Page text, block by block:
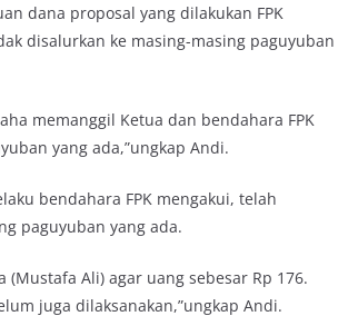
dana proposal yang dilakukan FPK
disalurkan ke masing-masing paguyuban
memanggil Ketua dan bendahara FPK
yang ada,”ungkap Andi.
bendahara FPK mengakui, telah
paguyuban yang ada.
Ali) agar uang sebesar Rp 176.
juga dilaksanakan,”ungkap Andi.